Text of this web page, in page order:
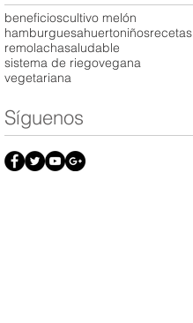
beneficioscultivo melón
hamburguesahuertoniñosrecetas
remolachasaludable
sistema de riegovegana
vegetariana
Síguenos